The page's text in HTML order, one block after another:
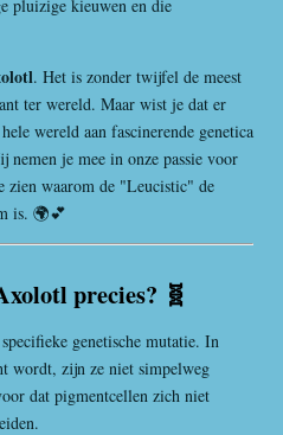
pluizige kieuwen en die
. Het is zonder twijfel de meest
ter wereld. Maar wist je dat er
wereld aan fascinerende genetica
nemen je mee in onze passie voor
zien waarom de "Leucistic" de
is. 🌍💕
precies? 🧬
genetische mutatie. In
wordt, zijn ze niet simpelweg
dat pigmentcellen zich niet